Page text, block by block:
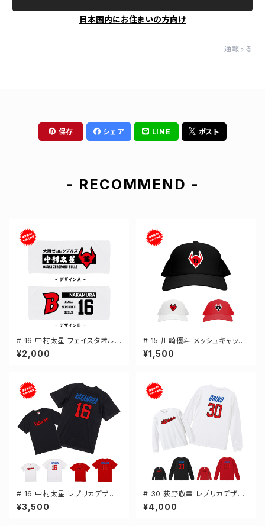
日本国内にお住まいの方向け
通報する
保存 シェア LINE ポスト
- RECOMMEND -
# 16 中村太星 フェイスタオル
選手還元 2デザイン FT0144
¥2,000
# 15 川崎優斗 メッシュキャップ
選手還元 3カラー 000700
¥1,500
# 16 中村太星 レプリカデザイ
ン 3カラー 選手還元 半袖Tシャ
ツ S-XXXLサイズ 500101
¥3,500
# 30 荻野敬幸 レプリカデザイ
ン 3カラー 選手還元 長袖Tシャ
ツ S-XXLサイズ 501101
¥4,000